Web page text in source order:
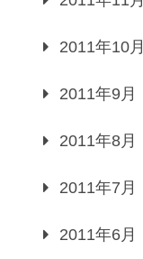
2011年10月
2011年9月
2011年8月
2011年7月
2011年6月